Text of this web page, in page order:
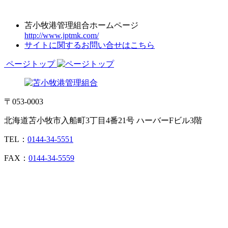
苫小牧港管理組合ホームページ
http://www.jptmk.com/
サイトに関するお問い合せはこちら
ページトップ
〒053-0003
北海道苫小牧市入船町3丁目4番21号 ハーバーFビル3階
TEL： 0144-34-5551
FAX： 0144-34-5559